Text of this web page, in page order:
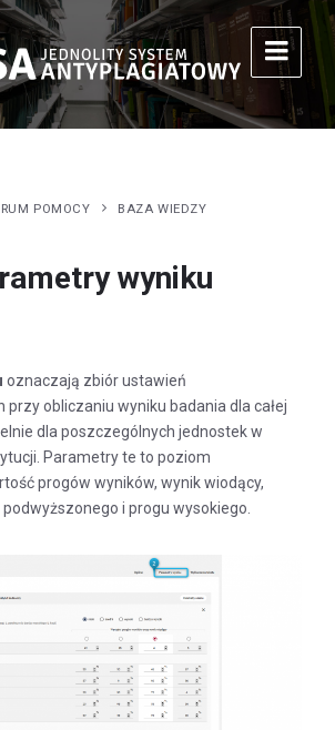
POMOCY BAZA WIEDZY
wyniku
oznaczają zbiór ustawień
obliczaniu wyniku badania dla całej
dla poszczególnych jednostek w
Parametry te to poziom
progów wyników, wynik wiodący,
i progu wysokiego.